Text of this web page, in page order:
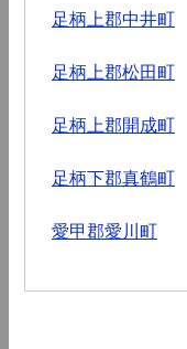
足柄上郡中井町
足柄上郡松田町
足柄上郡開成町
足柄下郡真鶴町
愛甲郡愛川町